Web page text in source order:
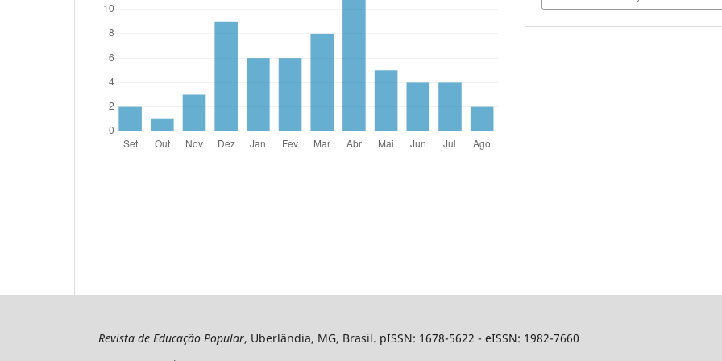
Revista de Educação Popular, Uberlândia, MG, Brasil. pISSN: 1678-5622 - eISSN: 1982-7660